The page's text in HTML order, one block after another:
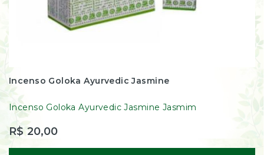
Incenso Goloka Ayurvedic Jasmine
Incenso Goloka Ayurvedic Jasmine Jasmim
R$ 20,00